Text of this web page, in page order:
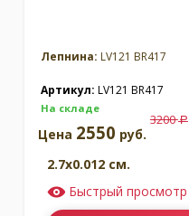
Лепнина: LV121 BR417
Артикул: LV121 BR417
На складе
Цена 2550 руб.
3200a
2.7x0.012 см.
Быстрый просмотр